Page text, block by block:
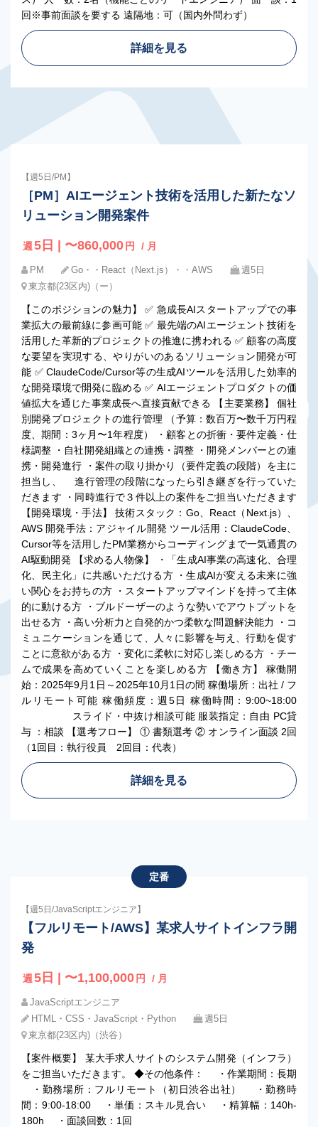
回※事前面談を要する 遠隔地：可（国内外問わず）
詳細を見る
【週5日/PM】
［PM］AIエージェント技術を活用した新たなソ
リューション開発案件
週 5日 | 〜860,000 円 / 月
PM Go・・React（Next.js）・・AWS
週5日
東京都(23区内)（ー）
【このポジションの魅力】 ✅ 急成長AIスタートアップでの事
業拡大の最前線に参画可能 ✅ 最先端のAIエージェント技術を
活用した革新的プロジェクトの推進に携われる ✅ 顧客の高度
な要望を実現する、やりがいのあるソリューション開発が可
能 ✅ ClaudeCode/Cursor等の生成AIツールを活用した効率的
な開発環境で開発に臨める ✅ AIエージェントプロダクトの価
値拡大を通じた事業成長へ直接貢献できる 【主要業務】 個社
別開発プロジェクトの進行管理 （予算：数百万〜数千万円程
度、期間：3ヶ月〜1年程度） ・顧客との折衝・要件定義・仕
様調整 ・自社開発組織との連携・調整 ・開発メンバーとの連
携・開発進行 ・案件の取り掛かり（要件定義の段階）を主に
担当し、 進行管理の段階になったら引き継ぎを行っていた
だきます ・同時進行で３件以上の案件をご担当いただきます
【開発環境・手法】 技術スタック：Go、React（Next.js）、
AWS 開発手法：アジャイル開発 ツール活用：ClaudeCode、
Cursor等を活用したPM業務からコーディングまで一気通貫の
AI駆動開発 【求める人物像】 ・「生成AI事業の高速化、合理
化、民主化」に共感いただける方 ・生成AIが変える未来に強
い関心をお持ちの方 ・スタートアップマインドを持って主体
的に動ける方 ・ブルドーザーのような勢いでアウトプットを
出せる方 ・高い分析力と自発的かつ柔軟な問題解決能力 ・コ
ミュニケーションを通じて、人々に影響を与え、行動を促す
ことに意欲がある方 ・変化に柔軟に対応し楽しめる方 ・チー
ムで成果を高めていくことを楽しめる方 【働き方】 稼働開
始：2025年9月1日～2025年10月1日の間 稼働場所：出社 / フ
ルリモート可能 稼働頻度：週5日 稼働時間：9:00~18:00
スライド・中抜け相談可能 服装指定：自由 PC貸
与 ：相談 【選考フロー】 ① 書類選考 ② オンライン面談 2回
（1回目：執行役員 2回目：代表）
詳細を見る
定番
【週5日/JavaScriptエンジニア】
【フルリモート/AWS】某求人サイトインフラ開
発
週 5日 | 〜1,100,000 円 / 月
JavaScriptエンジニア
HTML・CSS・JavaScript・Python
週5日
東京都(23区内)（渋谷）
【案件概要】 某大手求人サイトのシステム開発（インフラ）
をご担当いただきます。 ◆その他条件： ・作業期間：長期
・勤務場所：フルリモート（初日渋谷出社） ・勤務時
間：9:00-18:00 ・単価：スキル見合い ・精算幅：140h-
180h ・面談回数：1回